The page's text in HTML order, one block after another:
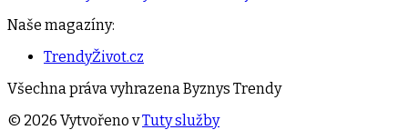
Naše magazíny:
TrendyŽivot.cz
Všechna práva vyhrazenaByznys Trendy
© 2026 Vytvořeno vTuty služby